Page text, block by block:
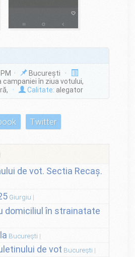
·
București ·
campaniei în ziua votului,
· Calitate: alegator
Twitter
de vot. Sectia Recaș.
Giurgiu
domiciliul în strainatate
București
de vot București